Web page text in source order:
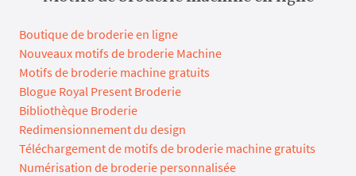
Boutique de broderie en ligne
Nouveaux motifs de broderie Machine
Motifs de broderie machine gratuits
Blogue Royal Present Broderie
Bibliothèque Broderie
Redimensionnement du design
Téléchargement de motifs de broderie machine gratuits
Numérisation de broderie personnalisée